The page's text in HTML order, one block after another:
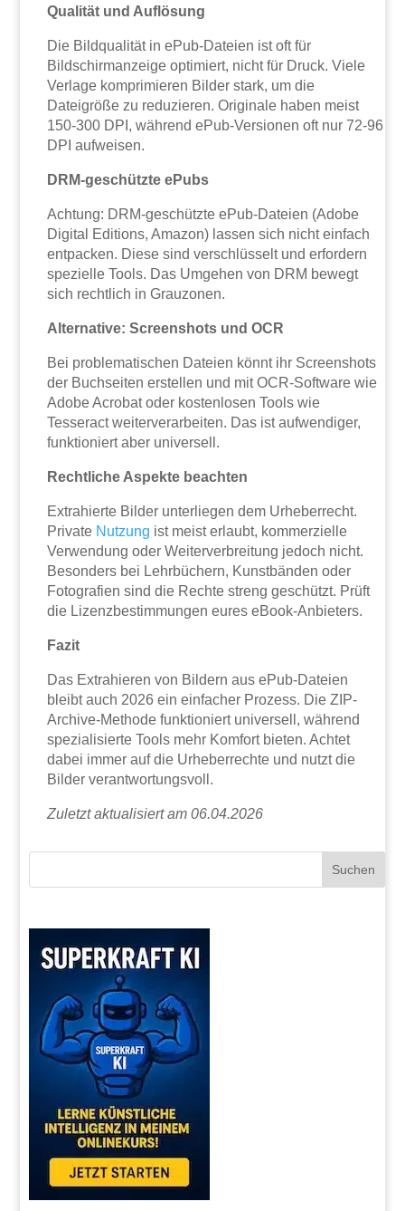
Qualität und Auflösung
Die Bildqualität in ePub-Dateien ist oft für
Bildschirmanzeige optimiert, nicht für Druck. Viele
Verlage komprimieren Bilder stark, um die
Dateigröße zu reduzieren. Originale haben meist
150-300 DPI, während ePub-Versionen oft nur 72-96
DPI aufweisen.
DRM-geschützte ePubs
Achtung: DRM-geschützte ePub-Dateien (Adobe
Digital Editions, Amazon) lassen sich nicht einfach
entpacken. Diese sind verschlüsselt und erfordern
spezielle Tools. Das Umgehen von DRM bewegt
sich rechtlich in Grauzonen.
Alternative: Screenshots und OCR
Bei problematischen Dateien könnt ihr Screenshots
der Buchseiten erstellen und mit OCR-Software wie
Adobe Acrobat oder kostenlosen Tools wie
Tesseract weiterverarbeiten. Das ist aufwendiger,
funktioniert aber universell.
Rechtliche Aspekte beachten
Extrahierte Bilder unterliegen dem Urheberrecht.
Private Nutzung ist meist erlaubt, kommerzielle
Verwendung oder Weiterverbreitung jedoch nicht.
Besonders bei Lehrbüchern, Kunstbänden oder
Fotografien sind die Rechte streng geschützt. Prüft
die Lizenzbestimmungen eures eBook-Anbieters.
Fazit
Das Extrahieren von Bildern aus ePub-Dateien
bleibt auch 2026 ein einfacher Prozess. Die ZIP-
Archive-Methode funktioniert universell, während
spezialisierte Tools mehr Komfort bieten. Achtet
dabei immer auf die Urheberrechte und nutzt die
Bilder verantwortungsvoll.
Zuletzt aktualisiert am 06.04.2026